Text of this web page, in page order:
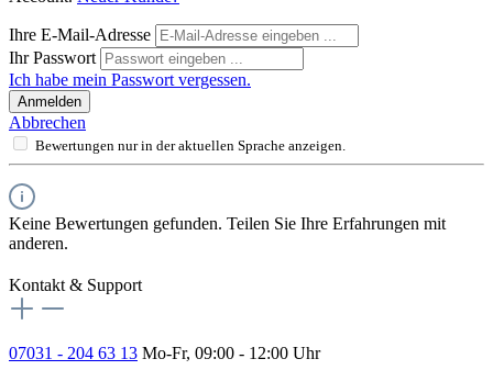
Ihre E-Mail-Adresse
Ihr Passwort
Ich habe mein Passwort vergessen.
Anmelden
Abbrechen
Bewertungen nur in der aktuellen Sprache anzeigen.
Keine Bewertungen gefunden. Teilen Sie Ihre Erfahrungen mit
anderen.
Kontakt & Support
07031 - 204 63 13 Mo-Fr, 09:00 - 12:00 Uhr